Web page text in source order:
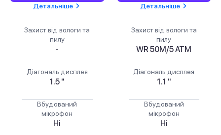
Детальніше
Захист від вологи та
пилу
-
Діагональ дисплея
1.5 "
Вбудований
мікрофон
Ні
Детальніше
Захист від вологи та
пилу
WR 50M/5 ATM
Діагональ дисплея
1.1 "
Вбудований
мікрофон
Ні